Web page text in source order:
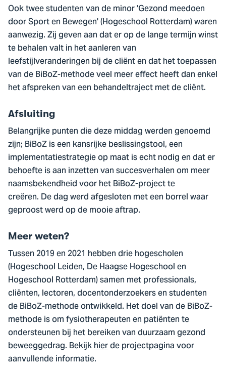
Ook twee studenten van de minor 'Gezond meedoen
door Sport en Bewegen' (Hogeschool Rotterdam) waren
aanwezig. Zij geven aan dat er op de lange termijn winst
te behalen valt in het aanleren van
leefstijlveranderingen bij de cliënt en dat het toepassen
van de BiBoZ-methode veel meer effect heeft dan enkel
het afspreken van een behandeltraject met de cliënt.
Afsluiting
Belangrijke punten die deze middag werden genoemd
zijn; BiBoZ is een kansrijke beslissingstool, een
implementatiestrategie op maat is echt nodig en dat er
behoefte is aan inzetten van succesverhalen om meer
naamsbekendheid voor het BiBoZ-project te
creëren. De dag werd afgesloten met een borrel waar
geproost werd op de mooie aftrap.
Meer weten?
Tussen 2019 en 2021 hebben drie hogescholen
(Hogeschool Leiden, De Haagse Hogeschool en
Hogeschool Rotterdam) samen met professionals,
cliënten, lectoren, docentonderzoekers en studenten
de BiBoZ-methode ontwikkeld. Het doel van de BiBoZ-
methode is om fysiotherapeuten en patiënten te
ondersteunen bij het bereiken van duurzaam gezond
beweeggedrag. Bekijkhierde projectpagina voor
aanvullende informatie.